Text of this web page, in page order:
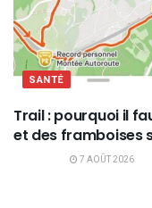
SANTÉ
Trail : pourquoi il
et des framboises
7 AOÛT 2026